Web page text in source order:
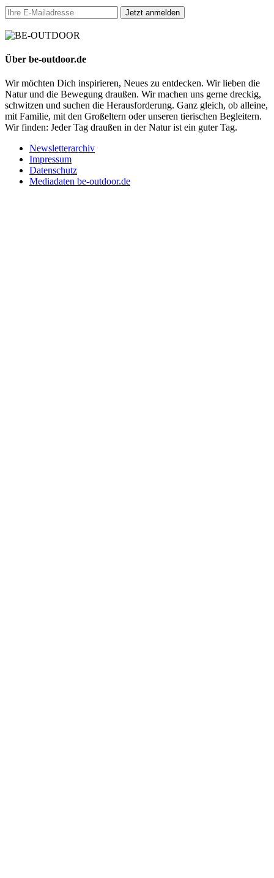
Jetzt anmelden
Über be-outdoor.de
Wir möchten Dich inspirieren, Neues zu entdecken. Wir lieben die
Natur und die Bewegung draußen. Wir machen uns gerne dreckig,
schwitzen und suchen die Herausforderung. Ganz gleich, ob alleine,
mit Familie, mit den Großeltern oder unseren tierischen Begleitern.
Wir finden: Jeder Tag draußen in der Natur ist ein guter Tag.
Newsletterarchiv
Impressum
Datenschutz
Mediadaten be-outdoor.de